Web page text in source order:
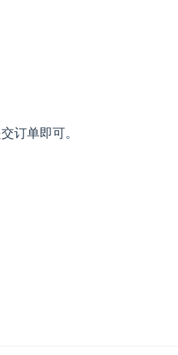
订单即可。